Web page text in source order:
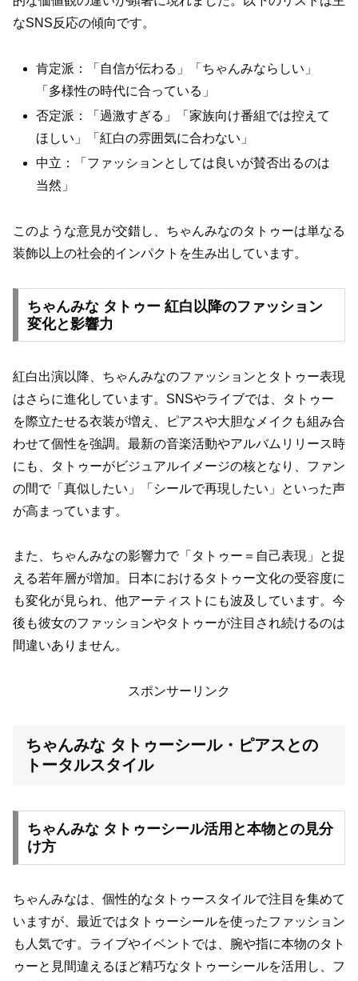
なSNS反応の傾向です。
肯定派：「自信が伝わる」「ちゃんみならしい」
「多様性の時代に合っている」
否定派：「過激すぎる」「家族向け番組では控えて
ほしい」「紅白の雰囲気に合わない」
中立：「ファッションとしては良いが賛否出るのは
当然」
このような意見が交錯し、ちゃんみなのタトゥーは単なる
装飾以上の社会的インパクトを生み出しています。
ちゃんみな タトゥー 紅白以降のファッション
変化と影響力
紅白出演以降、ちゃんみなのファッションとタトゥー表現
はさらに進化しています。SNSやライブでは、タトゥー
を際立たせる衣装が増え、ピアスや大胆なメイクも組み合
わせて個性を強調。最新の音楽活動やアルバムリリース時
にも、タトゥーがビジュアルイメージの核となり、ファン
の間で「真似したい」「シールで再現したい」といった声
が高まっています。
また、ちゃんみなの影響力で「タトゥー＝自己表現」と捉
える若年層が増加。日本におけるタトゥー文化の受容度に
も変化が見られ、他アーティストにも波及しています。今
後も彼女のファッションやタトゥーが注目され続けるのは
間違いありません。
スポンサーリンク
ちゃんみな タトゥーシール・ピアスとの
トータルスタイル
ちゃんみな タトゥーシール活用と本物との見分
け方
ちゃんみなは、個性的なタトゥースタイルで注目を集めて
いますが、最近ではタトゥーシールを使ったファッション
も人気です。ライブやイベントでは、腕や指に本物のタト
ゥーと見間違えるほど精巧なタトゥーシールを活用し、フ